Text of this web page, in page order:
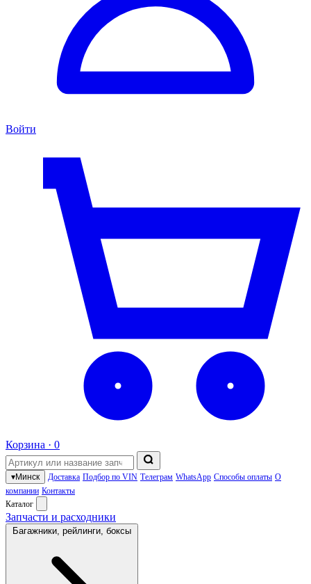
Войти
Корзина · 0
▾Минск Доставка Подбор по VIN Телеграм WhatsApp Способы оплаты О
компании Контакты
Каталог
Запчасти и расходники
Багажники, рейлинги, боксы